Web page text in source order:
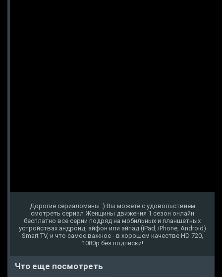
Дорогие сериаломаны :) Вы можете с удовольствием
смотреть сериал Женщины движения 1 сезон онлайн
бесплатно все серии подряд на мобильных и планшетных
устройствах андроид, айфон или айпад (iPad, iPhone, Android)
Smart TV, и что самое важное - в хорошем качестве HD 720,
1080p без подписки!
Что еще посмотреть